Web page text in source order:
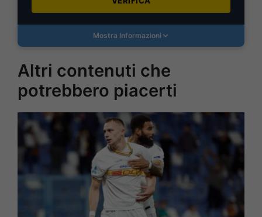
Mostra Informazioni
Altri contenuti che
potrebbero piacerti